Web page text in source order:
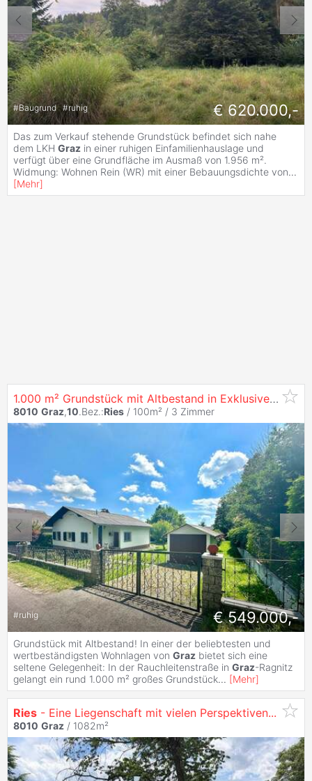
#Baugrund #ruhig € 620.000,-
Das zum Verkauf stehende Grundstück befindet sich nahe
dem LKH Graz in einer ruhigen Einfamilienhauslage und
verfügt über eine Grundfläche im Ausmaß von 1.956 m².
Widmung: Wohnen Rein (WR) mit einer Bebauungsdichte von...
[Mehr]
1.000 m² Grundstück mit Altbestand in Exklusiver Ruhelage von
8010 Graz,10.Bez.:Ries / 100m² / 3 Zimmer
#ruhig € 549.000,-
Grundstück mit Altbestand! In einer der beliebtesten und
wertbeständigsten Wohnlagen von Graz bietet sich eine
seltene Gelegenheit: In der Rauchleitenstraße in Graz-Ragnitz
gelangt ein rund 1.000 m² großes Grundstück... [Mehr]
Ries - Eine Liegenschaft mit vielen Perspektiven...
8010 Graz / 1082m²